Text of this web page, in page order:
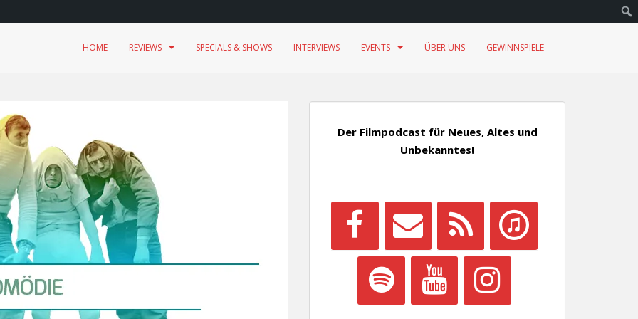
HOME REVIEWS SPECIALS & SHOWS INTERVIEWS EVENTS ÜBER UNS GEWINNSPIELE
Der Filmpodcast für Neues, Altes und
Unbekanntes!